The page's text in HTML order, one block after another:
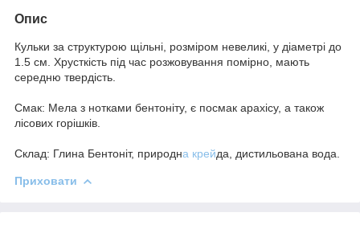
Опис
Кульки за структурою щільні, розміром невеликі, у діаметрі до
1.5 см. Хрусткість під час розжовування помірно, мають
середню твердість.
Смак: Мела з нотками бентоніту, є посмак арахісу, а також
лісових горішків.
Склад: Глина Бентоніт, природна крейда, дистильована вода.
Приховати